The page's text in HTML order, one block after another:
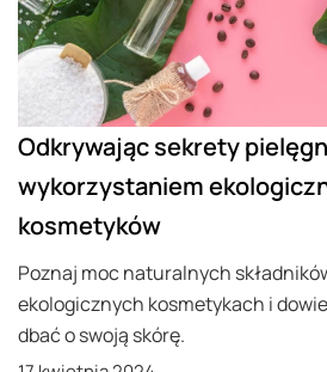
Odkrywając sekrety
wykorzystaniem
kosmetyków
Poznaj moc naturalnych
ekologicznych kosmetykach i
dbać o swoją skórę.